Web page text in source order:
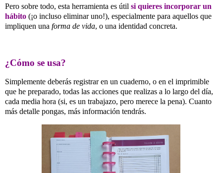
Pero sobre todo, esta herramienta es útil si quieres incorporar un
hábito (¡o incluso eliminar uno!), especialmente para aquellos que
impliquen una forma de vida, o una identidad concreta.
¿Cómo se usa?
Simplemente deberás registrar en un cuaderno, o en el imprimible
que he preparado, todas las acciones que realizas a lo largo del día,
cada media hora (si, es un trabajazo, pero merece la pena). Cuanto
más detalle pongas, más información tendrás.